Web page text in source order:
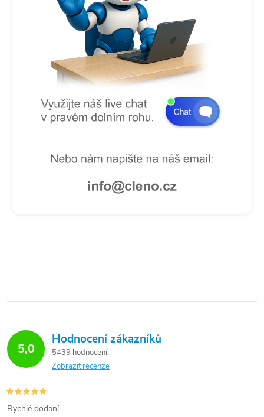
5,0
Hodnocení zákazníků
5439 hodnocení
Zobrazit recenze
Rychlé dodání